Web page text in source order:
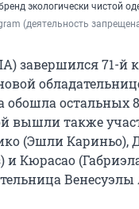
экологически чистой
(деятельность
завершился 71-й
обошла остальных
вышли также
(Эшли Кариньо),
Кюрасао